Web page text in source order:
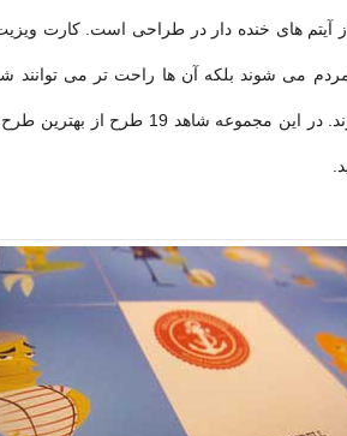
آیتم های خنده دار در طراحی است. کارت
می شوند بلکه آن ها راحت تر می توانند
نگه داشته و به یاد آورند. در این مجموعه